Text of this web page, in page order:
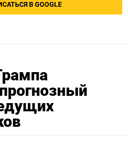
В GOOGLE